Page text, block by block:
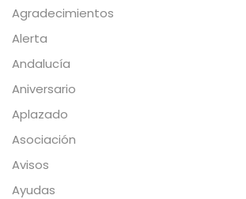
Agradecimientos
Alerta
Andalucía
Aniversario
Aplazado
Asociación
Avisos
Ayudas